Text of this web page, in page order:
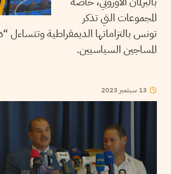
المجموعات التي تذكر
تونس بالتزاماتها الديمقراطية
المساجين السياسيين.
13 سبتمبر 2023